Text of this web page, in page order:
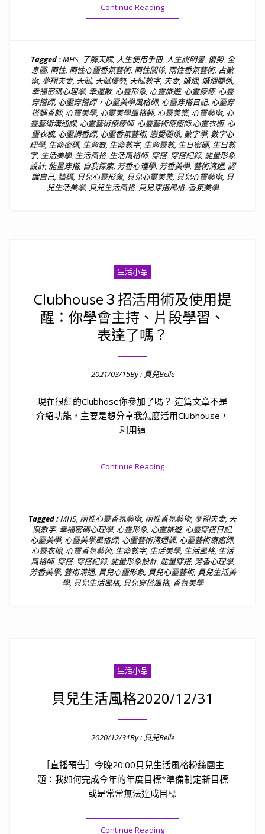
Continue Reading“關於直覺力⎮和你的直覺連
Tagged :MHS, 了解天賦, 人生使用手冊, 人生說明書, 優勢, 全
息圖, 兩性, 兩性心靈香氛藝術, 兩性關係 兩性香氛藝術, 占數
術, 夢翔夫妻, 天賦, 天賦優勢, 天賦數字, 夫妻, 婚姻, 婚姻關係
幸福密碼心理學, 幸運數, 心靈形象 心靈旅遊, 心靈療癒, 心靈
穿搭師, 心靈穿搭師，心靈美學風格師, 心靈穿搭日記, 心靈穿
搭調香師, 心靈美學, 心靈美學風格師, 心靈美業, 心靈藝術, 心
靈藝術溝通課, 心靈藝術療癒師, 心靈藝術療癒師.心靈衣櫥, 心
靈衣櫥, 心靈調香師, 心靈香氛藝術, 戀愛關係 數字學, 數字心
理學, 生命密碼, 生命數, 生命數字, 生命靈數, 生日密碼, 生日數
字, 生活美學, 生活風格, 生活風格師, 穿搭, 穿搭紀錄, 能量形象
設計, 能量穿搭, 自我探索, 芳香心理學, 芳香美學, 藝術溝通, 認
識自己, 論碼, 貝兒心靈形象 貝兒心靈美業, 貝兒心靈藝術, 貝
兒生活美學, 貝兒生活風格, 貝兒穿搭風格, 香氛美學
生活小品
Clubhouse３招活用術及使用提
醒：你學會主持、片段學習、
表達了嗎？
2021/03/15By : 貝兒Belle
現在很紅的Clubhose你參加了嗎？ 這篇文章不是
介紹功能，主要是想分享我怎麼活用Clubhouse，
利用這
Continue Reading“Clubhouse３招活用術及使
Tagged :MHS 兩性心靈香氛藝術, 兩性香氛藝術, 夢翔夫妻, 天
賦數字, 幸福密碼心理學, 心靈形象, 心靈旅遊, 心靈穿搭日記,
心靈美學, 心靈美學風格師, 心靈藝術溝通課, 心靈藝術療癒師,
心靈衣櫥, 心靈香氛藝術, 生命數字, 生活美學, 生活風格, 生活
風格師, 穿搭, 穿搭紀錄, 能量形象設計, 能量穿搭, 芳香心理學,
芳香美學, 藝術溝通, 貝兒心靈形象, 貝兒心靈藝術, 貝兒生活美
學, 貝兒生活風格, 貝兒穿搭風格, 香氛美學
生活小品
貝兒生活風格2020/12/31
2020/12/31By : 貝兒Belle
［直播預告］今晚20:00貝兒生活風格粉絲團主
題：我如何完成今年的年度目標*準備制定新目標
或是常常無法達成目標
Continue Reading“貝兒生活風格2020/12/31”